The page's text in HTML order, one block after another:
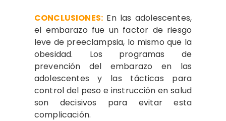
CONCLUSIONES:En las adolescentes,
el embarazo fue un factor de riesgo
leve de preeclampsia, lo mismo que la
obesidad. Los programas de
prevención del embarazo en las
adolescentes y las tácticas para
control del peso e instrucción en salud
son decisivos para evitar esta
complicación.